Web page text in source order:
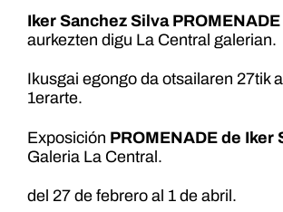
Iker Sanchez Silva PROMENADE
aurkezten digu La Central galerian.
Ikusgai egongo da otsailaren 27tik
1erarte.
Exposición PROMENADE de Iker
Galeria La Central.
del 27 de febrero al 1 de abril.